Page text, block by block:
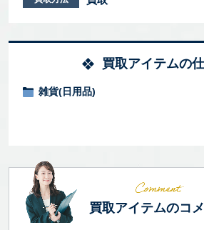
買取アイテムの
雑貨(日用品)
買取アイテムのコ